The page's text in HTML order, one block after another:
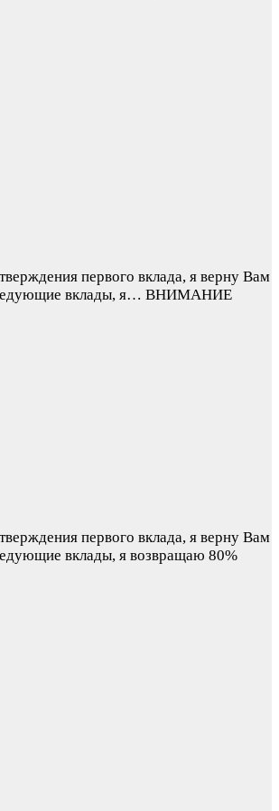
первого вклада, я верну Вам
вклады, я… ВНИМАНИЕ
первого вклада, я верну Вам
вклады, я возвращаю 80%